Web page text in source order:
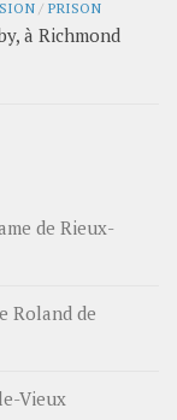
/ PRISON
à Richmond
de Rieux-
Roland de
Vieux